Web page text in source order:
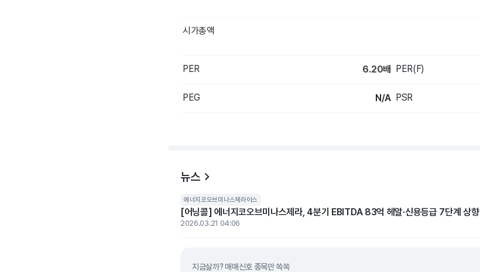
시가총액
PER 6.20배 PER(F)
PEG N/A PSR
뉴스
에너지코오브미나스제라이스
[어닝콜] 에너지코오브미나스제라, 4분기 EBITDA 83억 헤알·신용등급 7단계 상향
2026.03.21 04:06
지금살까? 매매신호 종목만 쏙쏙